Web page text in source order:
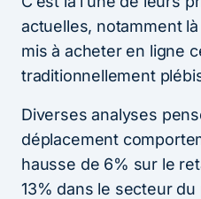
actuelles, notamment
mis à acheter en ligne
traditionnellement
Diverses analyses
déplacement
hausse de 6% sur le
13% dans le secteur